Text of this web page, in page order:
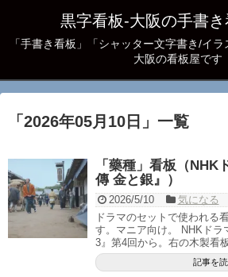
黒字看板‐大阪の手書
「手書き看板」「シャッター文字書き/イ
大阪の看板屋です
「 2026年05月10日 」 一覧
「藥種」看板（NHK
傳 金と銀』）
2026/5/10
気になる
ドラマのセットで使われる
す。マニア向け。 NHKドラ
3』第4回から。右の木製看
記事を